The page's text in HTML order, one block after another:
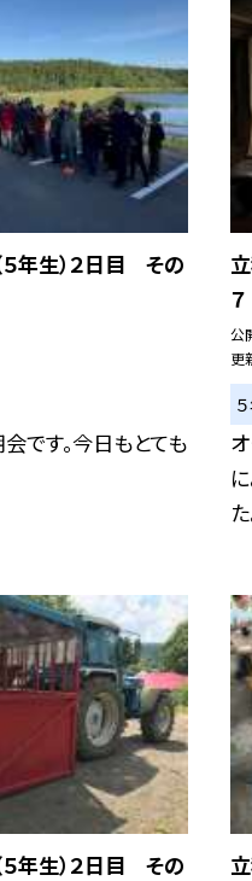
年生）２日目 その
です。今日もとても
７
公
更
た
年生）２日目 その